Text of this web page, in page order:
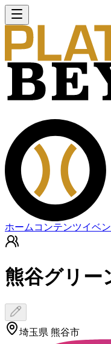
ホーム コンテンツイベ
熊谷グリー
埼玉県 熊谷市